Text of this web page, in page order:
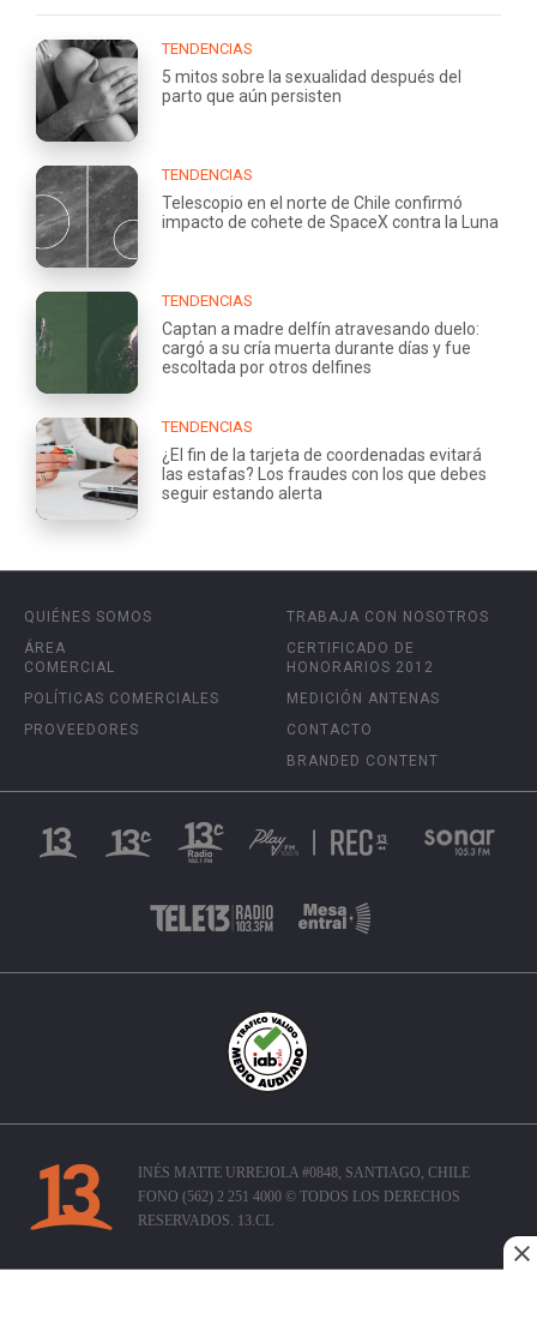
TENDENCIAS
5 mitos sobre la sexualidad después del
parto que aún persisten
TENDENCIAS
Telescopio en el norte de Chile confirmó
impacto de cohete de SpaceX contra la Luna
TENDENCIAS
Captan a madre delfín atravesando duelo:
cargó a su cría muerta durante días y fue
escoltada por otros delfines
TENDENCIAS
¿El fin de la tarjeta de coordenadas evitará
las estafas? Los fraudes con los que debes
seguir estando alerta
QUIÉNES SOMOS
ÁREA
COMERCIAL
POLÍTICAS COMERCIALES
PROVEEDORES
TRABAJA CON NOSOTROS
CERTIFICADO DE
HONORARIOS 2012
MEDICIÓN ANTENAS
CONTACTO
BRANDED CONTENT
INÉS MATTE URREJOLA #0848, SANTIAGO, CHILE
FONO (562) 2 251 4000 © TODOS LOS DERECHOS
RESERVADOS. 13.CL